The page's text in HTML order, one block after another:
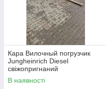
Кара Вилочный погрузчик
Jungheinrich Diesel
свіжопригнаний
В наявності